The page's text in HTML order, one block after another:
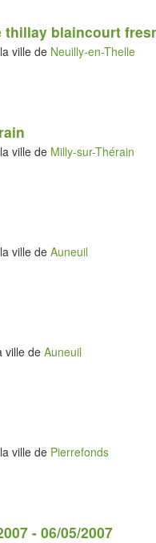
thillay blaincourt
ville de Neuilly-en-Thelle
ville de Milly-sur-Thérain
ville de Auneuil
ville deAuneuil
ville de Pierrefonds
- 06/05/2007